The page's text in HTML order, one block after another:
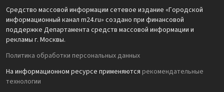
Средство массовой информации сетевое издание «Городской
информационный канал m24.ru» создано при финансовой
поддержке Департамента средств массовой информации и
рекламы г. Москвы.
Политика обработки персональных данных
На информационном ресурсе применяются рекомендательные
технологии